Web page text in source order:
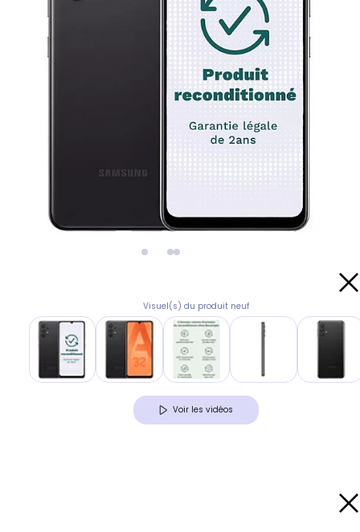
Visuel(s) du produit neuf
Voir les vidéos